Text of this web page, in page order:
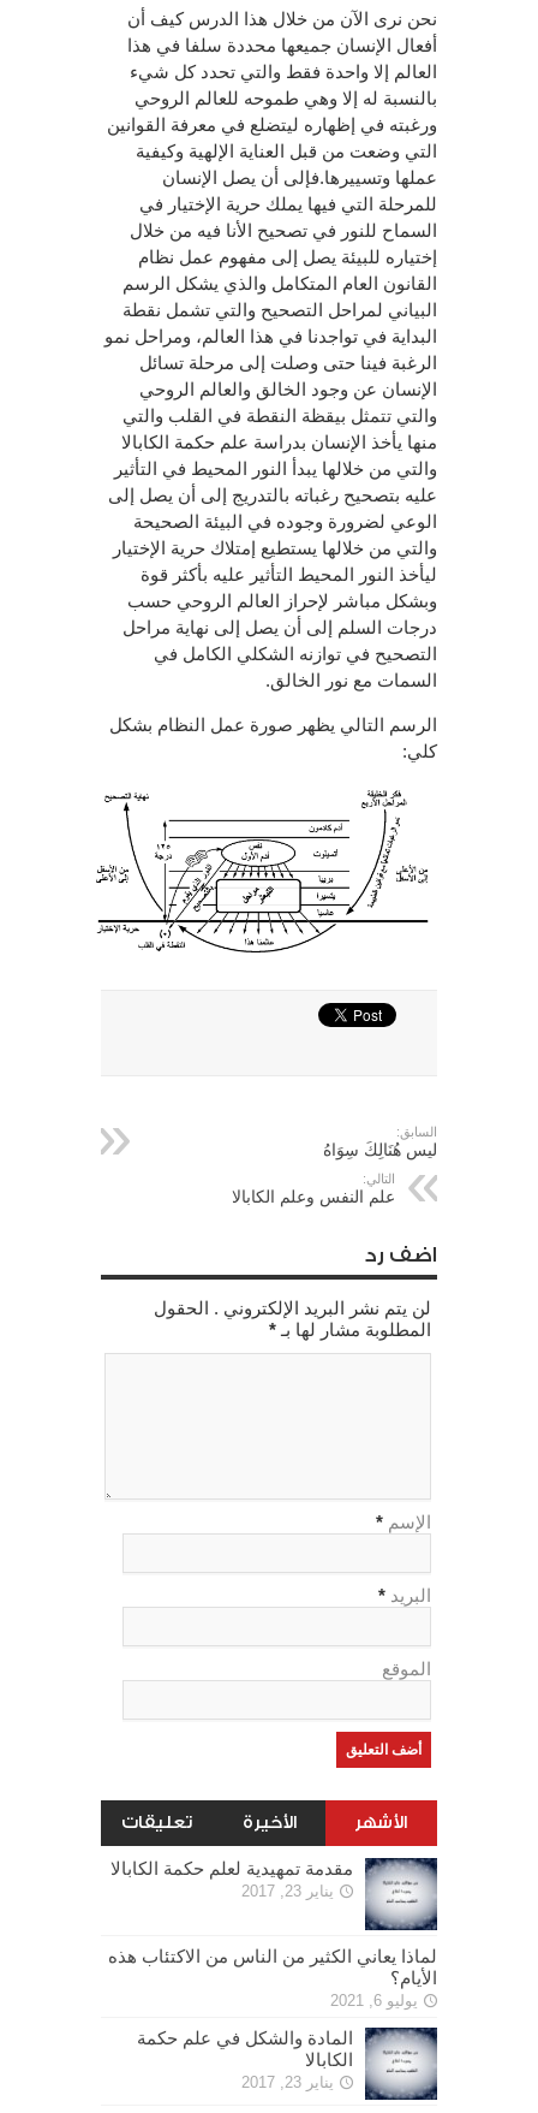
نحن نرى الآن من خلال هذا الدرس كيف أن
أفعال الإنسان جميعها محددة سلفا في هذا
العالم إلا واحدة فقط والتي تحدد كل شيء
بالنسبة له إلا وهي طموحه للعالم الروحي
ورغبته في إظهاره ليتضلع في معرفة القوانين
التي وضعت من قبل العناية الإلهية وكيفية
عملها وتسييرها.فإلى أن يصل الإنسان
للمرحلة التي فيها يملك حرية الإختيار في
السماح للنور في تصحيح الأنا فيه من خلال
إختياره للبيئة يصل إلى مفهوم عمل نظام
القانون العام المتكامل والذي يشكل الرسم
البياني لمراحل التصحيح والتي تشمل نقطة
البداية في تواجدنا في هذا العالم، ومراحل نمو
الرغبة فينا حتى وصلت إلى مرحلة تسائل
الإنسان عن وجود الخالق والعالم الروحي
والتي تتمثل بيقظة النقطة في القلب والتي
منها يأخذ الإنسان بدراسة علم حكمة الكابالا
والتي من خلالها يبدأ النور المحيط في التأثير
عليه بتصحيح رغباته بالتدريج إلى أن يصل إلى
الوعي لضرورة وجوده في البيئة الصحيحة
والتي من خلالها يستطيع إمتلاك حرية الإختيار
ليأخذ النور المحيط التأثير عليه بأكثر قوة
وبشكل مباشر لإحراز العالم الروحي حسب
درجات السلم إلى أن يصل إلى نهاية مراحل
التصحيح في توازنه الشكلي الكامل في
السمات مع نور الخالق.
الرسم التالي يظهر صورة عمل النظام بشكل
كلي:
السابق:
ليس هُنَالِكَ سِوَاهُ
التالي:
علم النفس وعلم الكابالا
اضف رد
لن يتم نشر البريد الإلكتروني . الحقول
المطلوبة مشار لها بـ *
الإسم *
البريد *
الموقع
الأشهر الأخيرة تعليقات
مقدمة تمهيدية لعلم حكمة الكابالا
يناير 23, 2017
لماذا يعاني الكثير من الناس من الاكتئاب هذه
الأيام؟
يوليو 6, 2021
المادة والشكل في علم حكمة
الكابالا
يناير 23, 2017